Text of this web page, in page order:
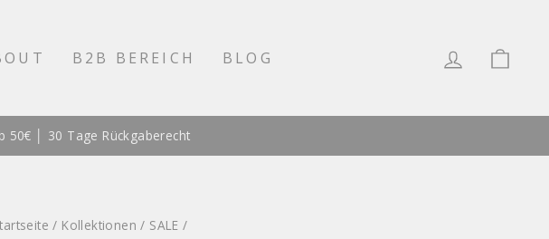
B2B BEREICH BLOG
50€ │ 30 Tage Rückgaberecht
/ Kollektionen / SALE /